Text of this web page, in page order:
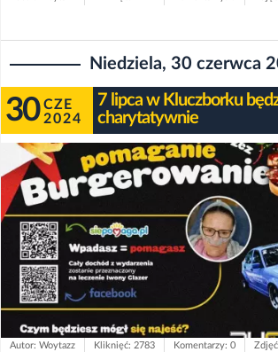
Niedziela, 30 czerwca
30 CZE
2024
7 lipca w Kluczborku
charytatywnie
Autor: Woytazz Kliknięć: 2783 Komentarzy: 0